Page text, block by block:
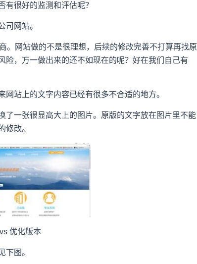
有很好的监测和评估呢？
司网站。
。网站做的不是很理想，后续的修改完善不打算再找原
险，万一做出来的还不如现在的呢？好在我们自己有
站上的文字内容已经有很多不合适的地方。
了一张很显高大上的图片。原版的文字放在图片里不能
修改。
优化版本
下图。